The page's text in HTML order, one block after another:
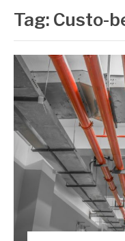
Tag: Custo-